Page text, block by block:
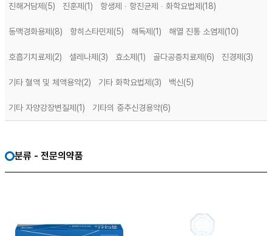
진해거담제 (5) 진훈제 (1) 항생제 ∙ 항진균제 ∙ 화학요법제 (18)
동맥경화용제 (8) 항히스타민제 (5) 해독제 (1) 해열 진통 소염제 (10)
호흡기치료제 (2) 셀레나제 (3) 효소제 (1) 골다공증치료제 (6) 진경제 (3)
기타 혈액 및 체액용약(2) 기타 화학요법제 (3) 백신(5)
기타 자양강장변질제 (1) 기타의 중추신경용약(6)
분류 - 전문의약품